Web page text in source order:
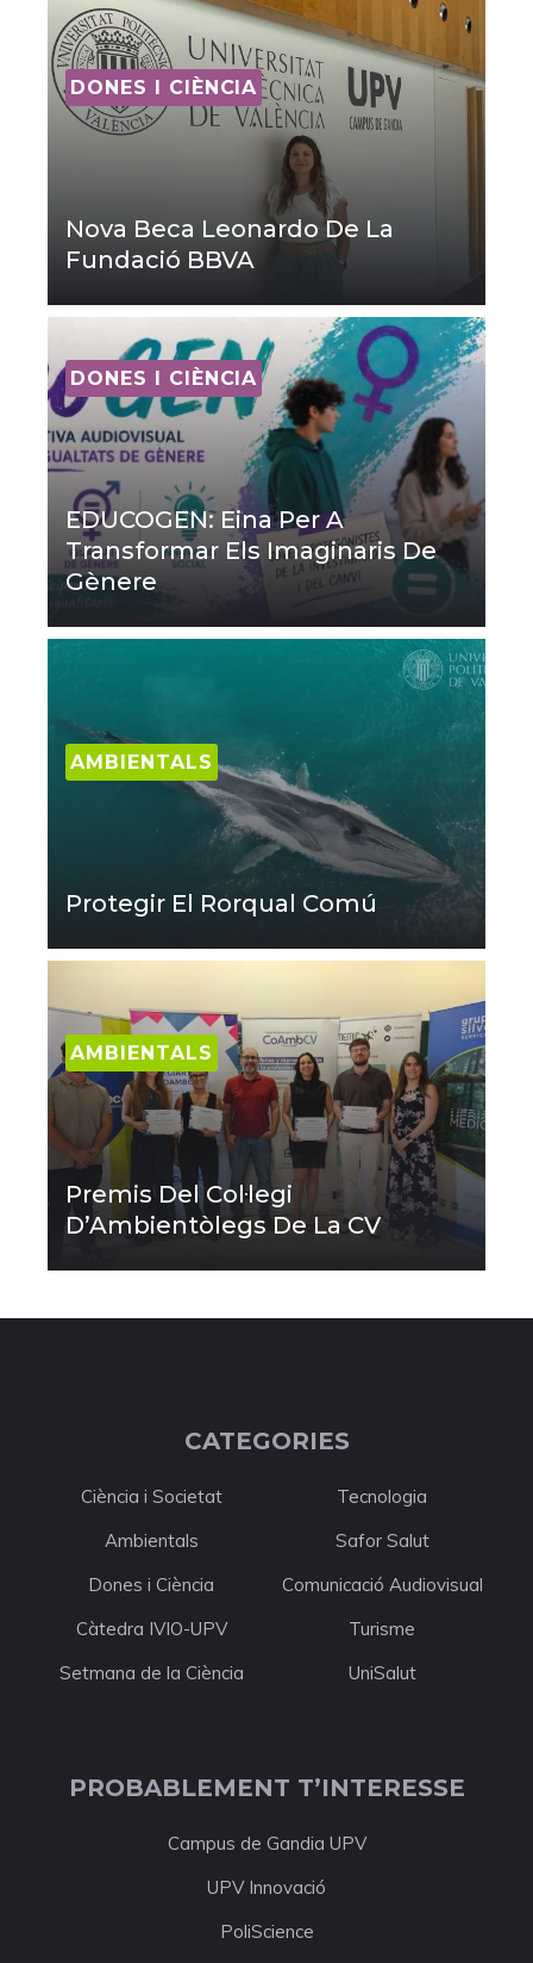
DONES I CIÈNCIA
Nova Beca Leonardo De La
Fundació BBVA
DONES I CIÈNCIA
EDUCOGEN: Eina Per A
Transformar Els Imaginaris De
Gènere
AMBIENTALS
Protegir El Rorqual Comú
AMBIENTALS
Premis Del Col·legi
D’Ambientòlegs De La CV
CATEGORIES
Ciència i Societat
Tecnologia
Ambientals
Safor Salut
Dones i Ciència
Comunicació Audiovisual
Càtedra IVIO-UPV
Turisme
Setmana de la Ciència
UniSalut
PROBABLEMENT T’INTERESSE
Campus de Gandia UPV
UPV Innovació
PoliScience